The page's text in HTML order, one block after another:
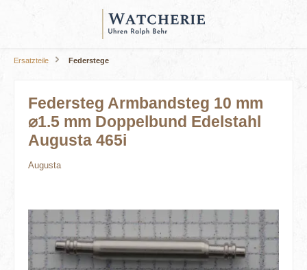
Ersatzteile Federstege
Federsteg Armbandsteg 10 mm
⌀1.5 mm Doppelbund Edelstahl
Augusta 465i
Augusta